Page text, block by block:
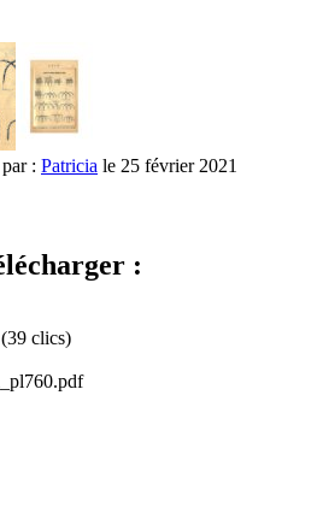
: Patricia le 25 février 2021
:
(39 clics)